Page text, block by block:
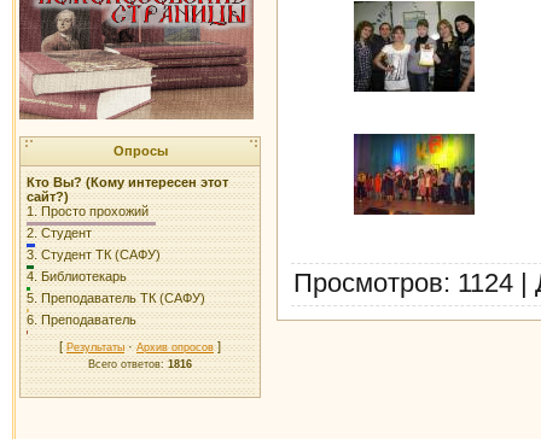
Опросы
Кто Вы? (Кому интересен этот
сайт?)
1.Просто прохожий
2.Студент
3.Студент ТК (САФУ)
4.Библиотекарь
5.Преподаватель ТК (САФУ)
6.Преподаватель
[Результаты·Архив опросов]
Всего ответов:1816
Просмотров: 1124 |